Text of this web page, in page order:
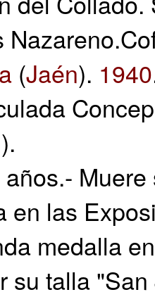
(Jaén). 1940
).
en las
medalla
su talla